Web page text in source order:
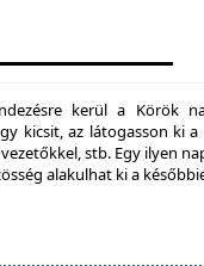
kerül a Körök
kicsit, az látogasson ki
stb. Egy ilyen
alakulhat ki a